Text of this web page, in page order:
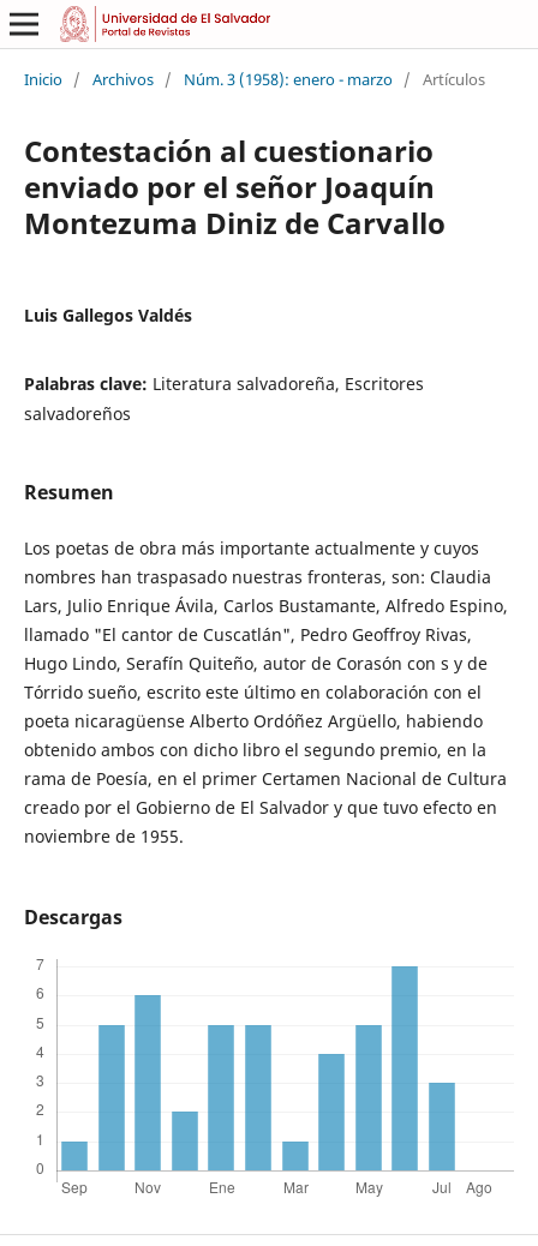
Inicio / Archivos / Núm. 3 (1958): enero - marzo / Artículos
Contestación al cuestionario
enviado por el señor Joaquín
Montezuma Diniz de Carvallo
Luis Gallegos Valdés
Palabras clave: Literatura salvadoreña, Escritores
salvadoreños
Resumen
Los poetas de obra más importante actualmente y cuyos
nombres han traspasado nuestras fronteras, son: Claudia
Lars, Julio Enrique Ávila, Carlos Bustamante, Alfredo Espino,
llamado "El cantor de Cuscatlán", Pedro Geoffroy Rivas,
Hugo Lindo, Serafín Quiteño, autor de Corasón con s y de
Tórrido sueño, escrito este último en colaboración con el
poeta nicaragüense Alberto Ordóñez Argüello, habiendo
obtenido ambos con dicho libro el segundo premio, en la
rama de Poesía, en el primer Certamen Nacional de Cultura
creado por el Gobierno de El Salvador y que tuvo efecto en
noviembre de 1955.
Descargas